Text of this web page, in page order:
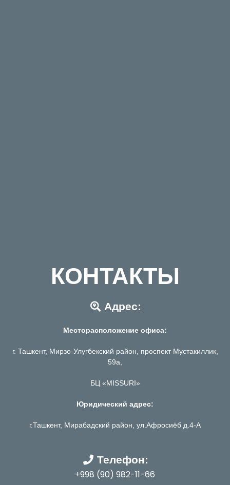
КОНТАКТЫ
Адрес:
Месторасположение офиса:
г. Ташкент, Мирзо-Улугбекский район, проспект Мустакиллик,
59а,
БЦ «MISSURI»
Юридический адрес:
г.Ташкент, Мирабадский район, ул.Афросиёб д.4-А
Телефон:
+998 (90) 982-11-66